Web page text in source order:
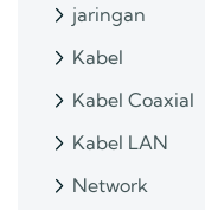
jaringan
Kabel
Kabel Coaxial
Kabel LAN
Network